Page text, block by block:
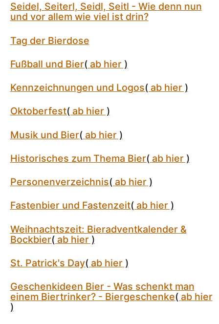
Seidel, Seiterl, Seidl, Seitl - Wie denn nun
und vor allem wie viel ist drin?
Tag der Bierdose
Fußball und Bier( ab hier)
Kennzeichnungen und Logos( ab hier)
Oktoberfest( ab hier)
Musik und Bier( ab hier)
Historisches zum Thema Bier( ab hier)
Personenverzeichnis( ab hier)
Fastenbier und Fastenzeit( ab hier)
Weihnachtszeit: Bieradventkalender &
Bockbier( ab hier)
St. Patrick's Day( ab hier)
Geschenkideen Bier - Was schenkt man
einem Biertrinker? - Biergeschenke( ab hier
)